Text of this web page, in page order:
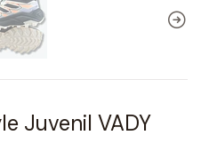
Juvenil VADY